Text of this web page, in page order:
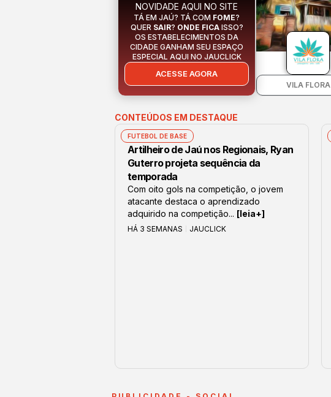
VILA FLORA
NOVIDADE AQUI NO SITE
TÁ EM JAÚ? TÁ COM FOME?
QUER SAIR? ONDE FICAISSO?
OS ESTABELECIMENTOS DA
CIDADE GANHAM SEU ESPAÇO
ESPECIAL AQUI NO JAUCLICK
ACESSE AGORA
CONTEÚDOS EM DESTAQUE
FUTEBOL DE BASE
Artilheiro de Jaú nos Regionais, Ryan
Guterro projeta sequência da
temporada
Com oito gols na competição, o jovem
atacante destaca o aprendizado
adquirido na competição... [leia+]
HÁ 3 SEMANAS JAUCLICK